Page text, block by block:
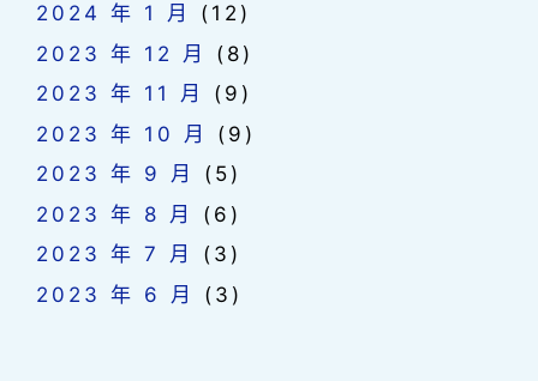
2024 年 1 月
(12)
2023 年 12 月
(8)
2023 年 11 月
(9)
2023 年 10 月
(9)
2023 年 9 月
(5)
2023 年 8 月
(6)
2023 年 7 月
(3)
2023 年 6 月
(3)